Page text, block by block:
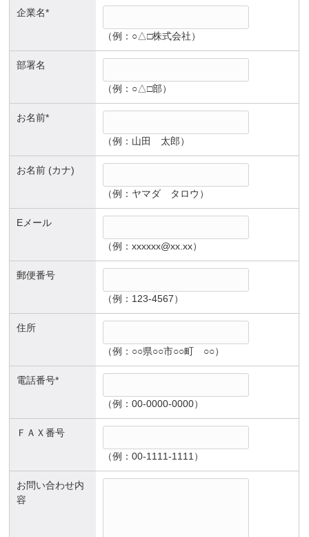
企業名*
（例：○△□株式会社）
部署名
（例：○△□部）
お名前*
（例：山田 太郎）
お名前 (カナ)
（例：ヤマダ タロウ）
Eメール
（例：xxxxxx@xx.xx）
郵便番号
（例：123-4567）
住所
（例：○○県○○市○○町 ○○）
電話番号*
（例：00-0000-0000）
ＦＡＸ番号
（例：00-1111-1111）
お問い合わせ内
容